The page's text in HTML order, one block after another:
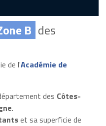
B des
de l'Académie de
des Côtes-
.
et sa superficie de